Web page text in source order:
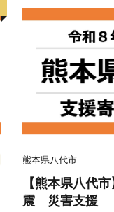
熊本県八代市
【熊本県八代
震 災害支援